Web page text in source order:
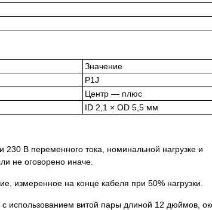
Значение
P1J
Центр — плюс
ID 2,1 × OD 5,5 мм
В переменного тока, номинальной нагрузке и
не оговорено иначе.
измеренное на конце кабеля при 50% нагрузки.
использованием витой пары длиной 12 дюймов,